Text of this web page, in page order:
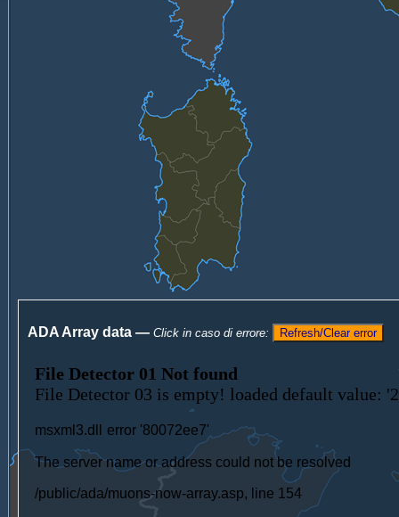
ADA Array data — Click in caso di errore: